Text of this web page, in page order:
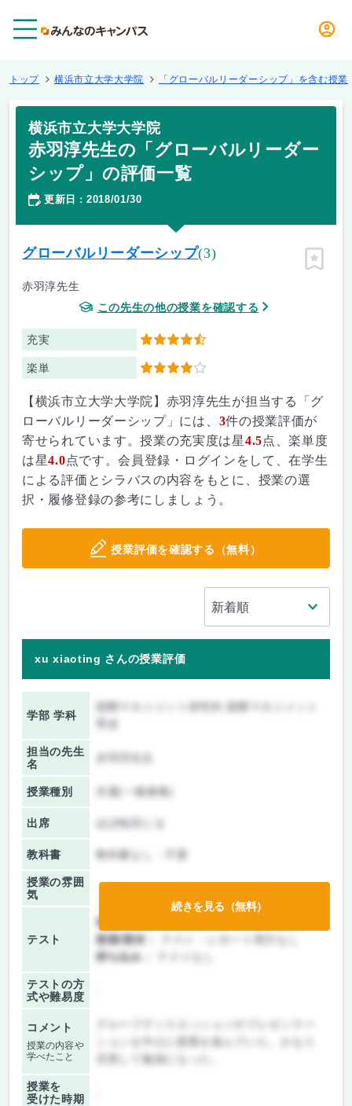
トップ 横浜市立大学大学院 「グローバルリーダーシップ」を含む授業
横浜市立大学大学院
赤羽淳先生の「グローバルリーダー
シップ」の評価一覧
更新日 ： 2018/01/30
グローバルリーダーシップ(3)
赤羽淳先生
この先生の他の授業を確認する
充実 4.5
楽単 4
ピン留
【横浜市立大学大学院】赤羽淳先生が担当する「グ
ローバルリーダーシップ」には、 3件の授業評価が
寄せられています。授業の充実度は星4.5点、楽単度
は星4.0点です。会員登録・ログインをして、在学生
による評価とシラバスの内容をもとに、授業の選
択・履修登録の参考にしましょう。
授業評価を確認する（無料）
xu xiaoting さんの授業評価
学部 学科
担当の先生
名
授業種別 共通(一般教養)
出席 ほぼ毎回とる
教科書 教科書なし・不要
授業の雰囲
気
テスト
前期/中間：
後期/期末：
持ち込み：
テストの方
式や難易度
コメント
授業の内容や
学べたこと
充実して勉強になった。
授業を
受けた時期
続きを見る（無料）